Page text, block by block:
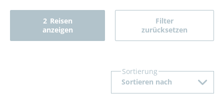
2 Reisen
anzeigen
Filter
zurücksetzen
Sortierung
Sortieren nach